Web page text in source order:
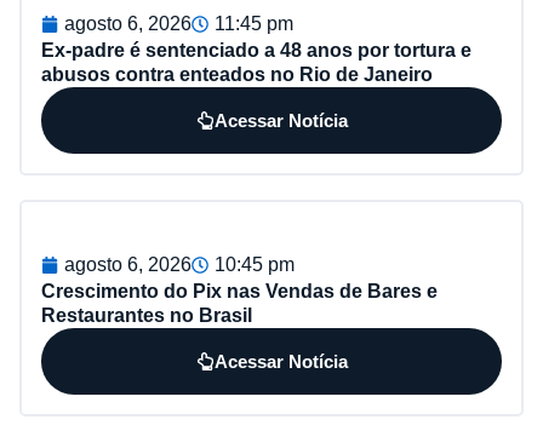
agosto 6, 2026
11:45 pm
Ex-padre é sentenciado a 48 anos por tortura e
abusos contra enteados no Rio de Janeiro
Acessar Notícia
agosto 6, 2026
10:45 pm
Crescimento do Pix nas Vendas de Bares e
Restaurantes no Brasil
Acessar Notícia